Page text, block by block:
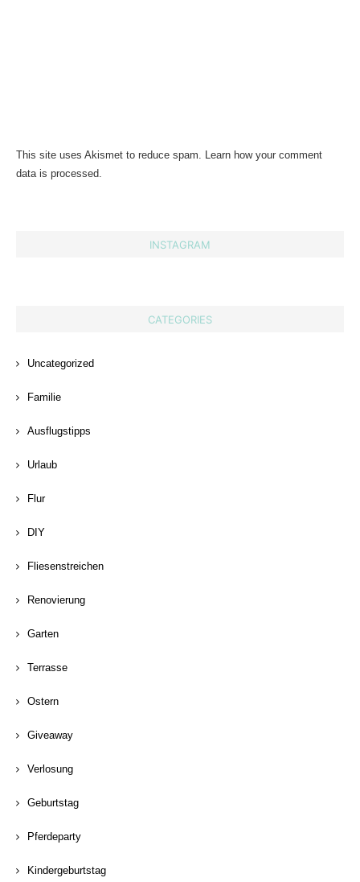
This site uses Akismet to reduce spam. Learn how your comment
data is processed.
INSTAGRAM
CATEGORIES
Uncategorized
Familie
Ausflugstipps
Urlaub
Flur
DIY
Fliesenstreichen
Renovierung
Garten
Terrasse
Ostern
Giveaway
Verlosung
Geburtstag
Pferdeparty
Kindergeburtstag